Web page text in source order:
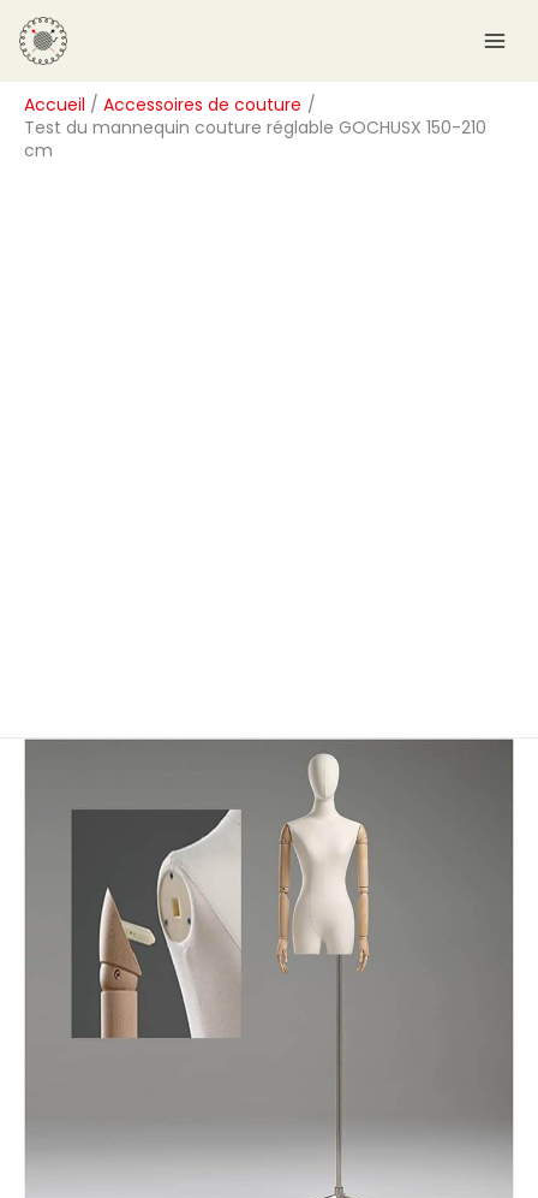
Aller
au
contenu
Accueil
Accessoires de couture
Test du mannequin couture réglable GOCHUSX 150-210
cm
R
e
c
h
e